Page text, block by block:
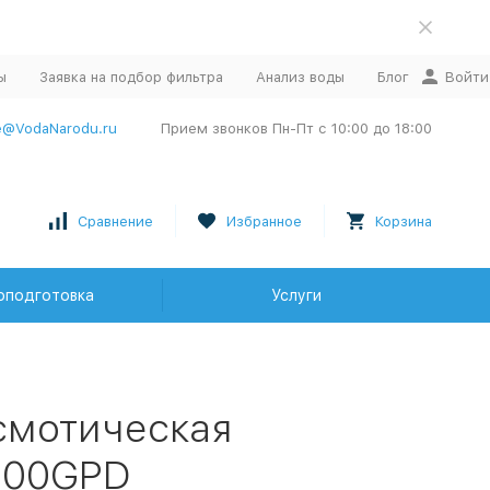
Заявка на подбор фильтра Анализ воды Блог Войти
Прием звонков Пн-Пт с 10:00 до 18:00
Сравнение Избранное Корзина
Услуги